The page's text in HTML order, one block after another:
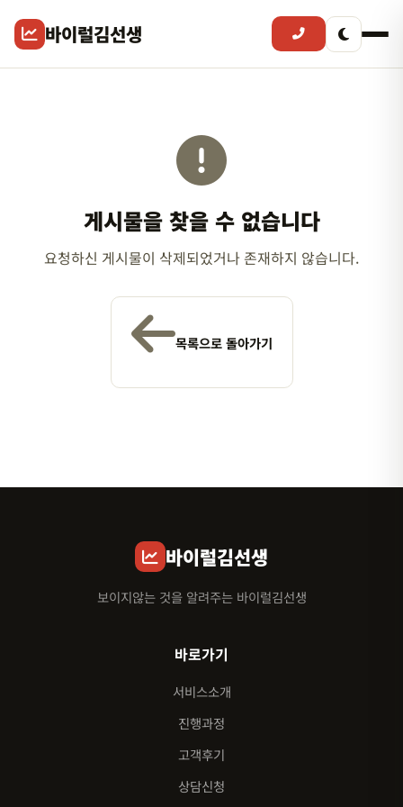
바이럴김선생
게시물을 찾을 수 없습니다
요청하신 게시물이 삭제되었거나 존재하지 않습니다.
목록으로 돌아가기
바이럴김선생
보이지않는 것을 알려주는 바이럴김선생
바로가기
서비스소개
진행과정
고객후기
상담신청